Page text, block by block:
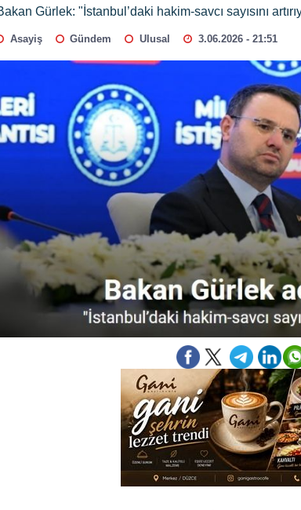
Gürlek: "İstanbul’daki hakim-savcı sayısını
Asayiş Gündem Ulusal 3.06.2026 - 21:51